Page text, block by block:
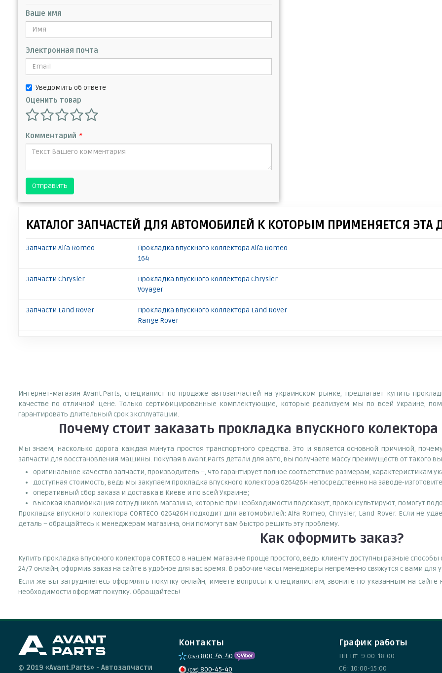
Ваше имя
Электронная почта
Уведомить об ответе
Оценить товар
Комментарий *
Отправить
КАТАЛОГ ЗАПЧАСТЕЙ ДЛЯ АВТОМОБИЛЕЙ К КОТОРЫМ ПРИМЕНЯЕТСЯ ЭТА
Запчасти Alfa Romeo
Прокладка впускного коллектора Alfa Romeo
164
Запчасти Chrysler
Прокладка впускного коллектора Chrysler
Voyager
Запчасти Land Rover
Прокладка впускного коллектора Land Rover
Range Rover
Интернет-магазин Avant.Parts, специалист по продаже автозапчастей на украинском рынке, предлагает купить
качестве по отличной цене. Только сертифицированные комплектующие, которые реализуем мы по всей Украине,
гарантировать длительный срок эксплуатации.
Почему стоит заказать прокладка впускного колектора
Мы знаем, насколько дорога каждая минута простоя транспортного средства. Это и является основной причиной,
запчасти для восстановления машины. Покупая в Avant.Parts детали для авто, вы получаете массу преимуществ от такого
оригинальное качество запчасти, производитель –, что гарантирует полное соответствие размерам, характеристикам
доступная стоимость, ведь мы закупаем прокладка впускного колектора 026426H непосредственно на заводе-
оперативный сбор заказа и доставка в Киеве и по всей Украине;
высокая квалификация сотрудников магазина, которые при необходимости подскажут, проконсультируют, помогут
Прокладка впускного колектора CORTECO 026426H подходит для автомобилей: Alfa Romeo, Chrysler, Land Rover. Если не
деталь – обращайтесь к менеджерам магазина, они помогут вам быстро решить эту проблему.
Как оформить заказ?
Купить прокладка впускного колектора CORTECO в нашем магазине проще простого, ведь клиенту доступны разные
24/7 онлайн, оформив заказ на сайте в удобное для вас время. В рабочие часы менеджеры непременно свяжутся с вами для
Если же вы затрудняетесь оформлять покупку онлайн, имеете вопросы к специалистам, звоните по указанным на
необходимости оформят покупку. Обращайтесь!
© 2019 «Avant.Parts» - Автозапчасти
Контакты
(067) 800-45-40
(095) 800-45-40
График работы
Пн-Пт: 9:00-18:00
Сб: 10:00-15:00